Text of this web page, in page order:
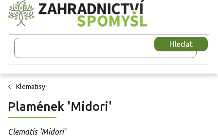
Přejít
na
obsah
Hledat
Klematisy
Plamének 'Midori'
Clematis 'Midori'